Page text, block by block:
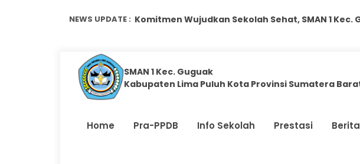
NEWS UPDATE : Komitmen Wujudkan Sekolah Sehat, SMAN 1 Kec.
Bangun Motivasi dan Karakter, SMAN 1
Membangun Karakter dan Kebersamaan, MPLS
SMAN 1 Kec. Guguak
Kabupaten Lima Puluh Kota Provinsi Sumatera
Home Pra-PPDB Info Sekolah Prestasi Berita